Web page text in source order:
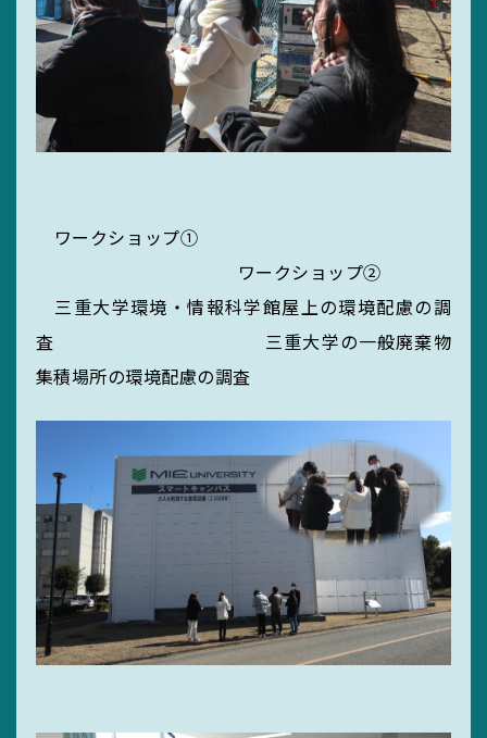
ワークショップ①
ワークショップ②
三重大学環境・情報科学館屋上の環境配慮の調
査 三重大学の一般廃棄物
集積場所の環境配慮の調査